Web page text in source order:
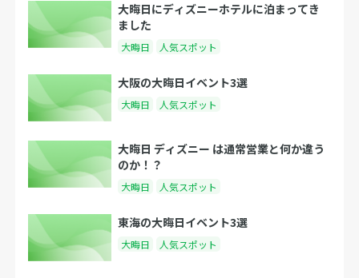
大晦日にディズニーホテルに泊まってき
ました
大晦日 人気スポット
大阪の大晦日イベント3選
大晦日 人気スポット
大晦日 ディズニー は通常営業と何か違う
のか！？
大晦日 人気スポット
東海の大晦日イベント3選
大晦日 人気スポット